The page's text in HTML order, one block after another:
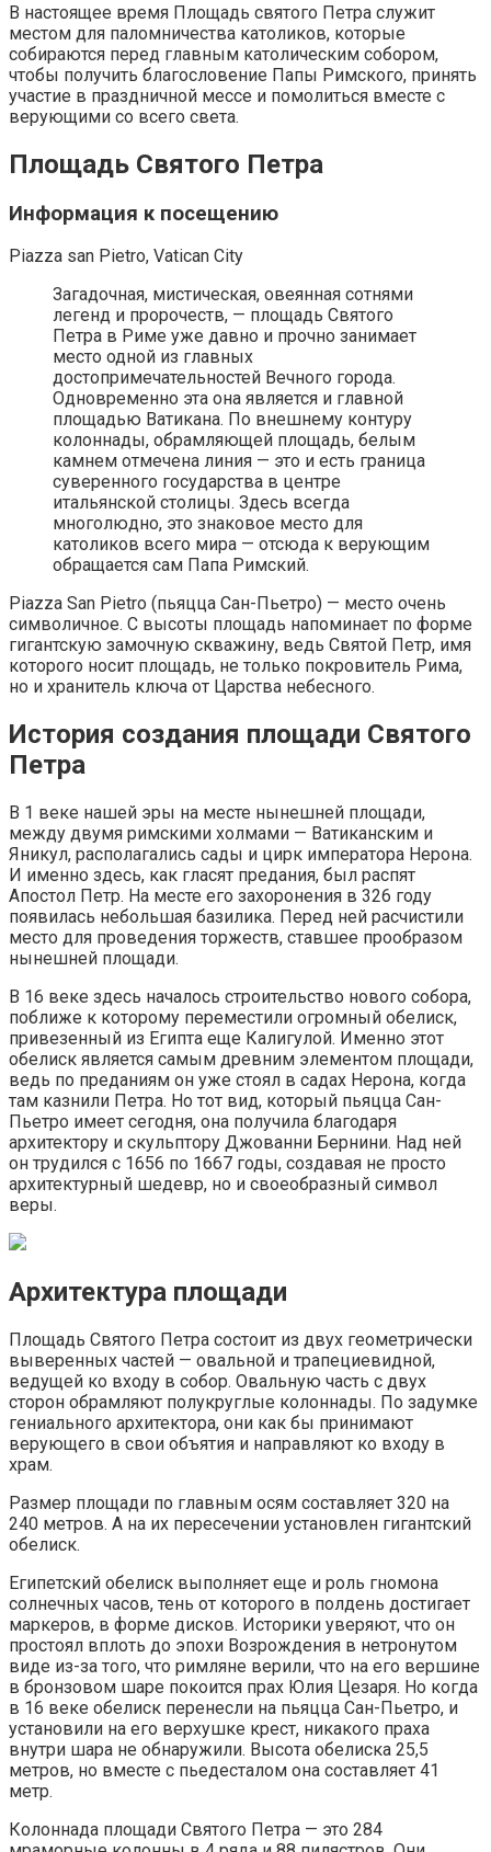
В настоящее время Площадь святого Петра служит
местом для паломничества католиков, которые
собираются перед главным католическим собором,
чтобы получить благословение Папы Римского, принять
участие в праздничной мессе и помолиться вместе с
верующими со всего света.
Площадь Святого Петра
Информация к посещению
Piazza san Pietro, Vatican City
Загадочная, мистическая, овеянная сотнями
легенд и пророчеств, — площадь Святого
Петра в Риме уже давно и прочно занимает
место одной из главных
достопримечательностей Вечного города.
Одновременно эта она является и главной
площадью Ватикана. По внешнему контуру
колоннады, обрамляющей площадь, белым
камнем отмечена линия — это и есть граница
суверенного государства в центре
итальянской столицы. Здесь всегда
многолюдно, это знаковое место для
католиков всего мира — отсюда к верующим
обращается сам Папа Римский.
Piazza San Pietro (пьяцца Сан-Пьетро) — место очень
символичное. С высоты площадь напоминает по форме
гигантскую замочную скважину, ведь Святой Петр, имя
которого носит площадь, не только покровитель Рима,
но и хранитель ключа от Царства небесного.
История создания площади Святого
Петра
В 1 веке нашей эры на месте нынешней площади,
между двумя римскими холмами — Ватиканским и
Яникул, располагались сады и цирк императора Нерона.
И именно здесь, как гласят предания, был распят
Апостол Петр. На месте его захоронения в 326 году
появилась небольшая базилика. Перед ней расчистили
место для проведения торжеств, ставшее прообразом
нынешней площади.
В 16 веке здесь началось строительство нового собора,
поближе к которому переместили огромный обелиск,
привезенный из Египта еще Калигулой. Именно этот
обелиск является самым древним элементом площади,
ведь по преданиям он уже стоял в садах Нерона, когда
там казнили Петра. Но тот вид, который пьяцца Сан-
Пьетро имеет сегодня, она получила благодаря
архитектору и скульптору Джованни Бернини. Над ней
он трудился с 1656 по 1667 годы, создавая не просто
архитектурный шедевр, но и своеобразный символ
веры.
Архитектура площади
Площадь Святого Петра состоит из двух геометрически
выверенных частей — овальной и трапециевидной,
ведущей ко входу в собор. Овальную часть с двух
сторон обрамляют полукруглые колоннады. По задумке
гениального архитектора, они как бы принимают
верующего в свои объятия и направляют ко входу в
храм.
Размер площади по главным осям составляет 320 на
240 метров. А на их пересечении установлен гигантский
обелиск.
Египетский обелиск выполняет еще и роль гномона
солнечных часов, тень от которого в полдень достигает
маркеров, в форме дисков. Историки уверяют, что он
простоял вплоть до эпохи Возрождения в нетронутом
виде из-за того, что римляне верили, что на его вершине
в бронзовом шаре покоится прах Юлия Цезаря. Но когда
в 16 веке обелиск перенесли на пьяцца Сан-Пьетро, и
установили на его верхушке крест, никакого праха
внутри шара не обнаружили. Высота обелиска 25,5
метров, но вместе с пьедесталом она составляет 41
метр.
Колоннада площади Святого Петра — это 284